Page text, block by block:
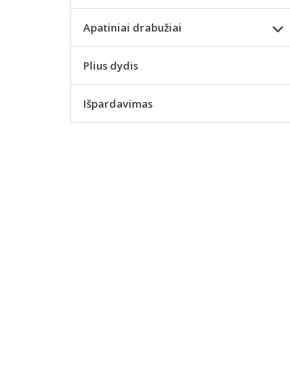
Apatiniai drabužiai
Plius dydis
Išpardavimas